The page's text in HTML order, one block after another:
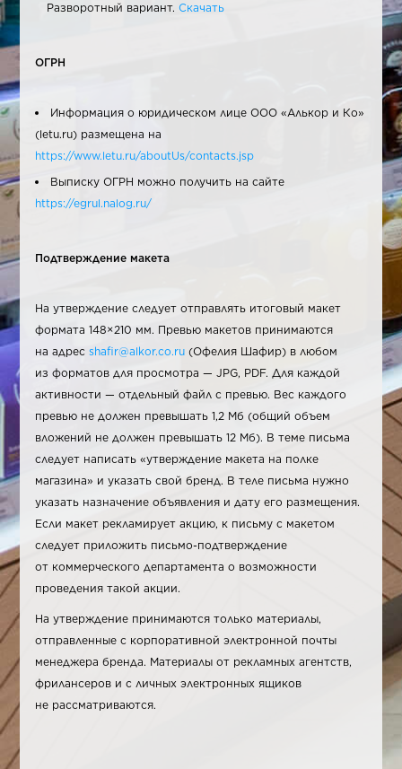
Разворотный вариант. Скачать
ОГРН
Информация о юридическом лице ООО «Алькор и Ко»
(letu.ru) размещена на
https://www.letu.ru/aboutUs/contacts.jsp
Выписку ОГРН можно получить на сайте
https://egrul.nalog.ru/
Подтверждение макета
На утверждение следует отправлять итоговый макет
формата 148×210 мм. Превью макетов принимаются
на адрес shafir@alkor.co.ru(Офелия Шафир) в любом
из форматов для просмотра — JPG, PDF. Для каждой
активности — отдельный файл с превью. Вес каждого
превью не должен превышать 1,2 Мб (общий объем
вложений не должен превышать 12 Мб). В теме письма
следует написать «утверждение макета на полке
магазина» и указать свой бренд. В теле письма нужно
указать назначение объявления и дату его размещения.
Если макет рекламирует акцию, к письму с макетом
следует приложить письмо-подтверждение
от коммерческого департамента о возможности
проведения такой акции.
На утверждение принимаются только материалы,
отправленные с корпоративной электронной почты
менеджера бренда. Материалы от рекламных агентств,
фрилансеров и с личных электронных ящиков
не рассматриваются.